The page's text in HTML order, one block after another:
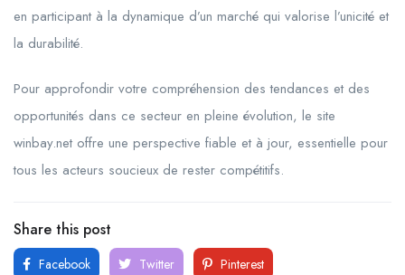
en participant à la dynamique d’un marché qui valorise l’unicité et
la durabilité.
Pour approfondir votre compréhension des tendances et des
opportunités dans ce secteur en pleine évolution, le site
winbay.net offre une perspective fiable et à jour, essentielle pour
tous les acteurs soucieux de rester compétitifs.
Share this post
Facebook Twitter Pinterest